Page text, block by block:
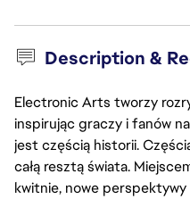
Description &
Electronic Arts tworzy
inspirując graczy i fanów
jest częścią historii.
całą resztą świata.
kwitnie, nowe perspektywy